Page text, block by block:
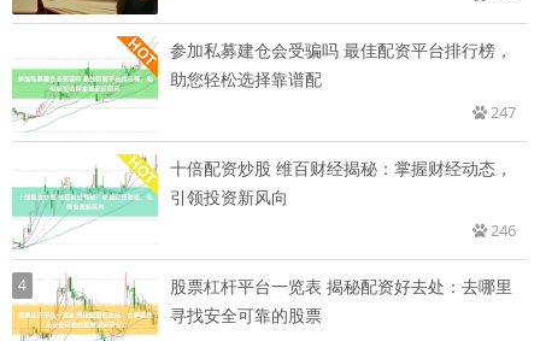
参加私募建仓会受骗吗 最佳配资平台排行榜，
助您轻松选择靠谱配
247
十倍配资炒股 维百财经揭秘：掌握财经动态，
引领投资新风向
246
4
股票杠杆平台一览表 揭秘配资好去处：去哪里
寻找安全可靠的股票